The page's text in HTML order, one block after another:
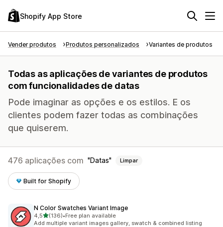
Shopify App Store
Vender produtos Produtos personalizados Variantes de produtos
Todas as aplicações de variantes de produtos
com funcionalidades de datas
Pode imaginar as opções e os estilos. E os
clientes podem fazer todas as combinações
que quiserem.
476 aplicações com Datas Limpar
Built for Shopify
N Color Swatches Variant Image
4,5de 5 estrelas
(136)
136 total de avaliações
•Free plan available
Add multiple variant images gallery, swatch & combined listing